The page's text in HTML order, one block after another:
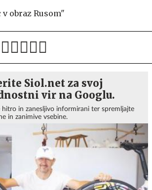
v obraz Rusom"
Siol.net za svoj
vir na Googlu.
hitro in zanesljivo informirani ter spremljajte
in zanimive vsebine.